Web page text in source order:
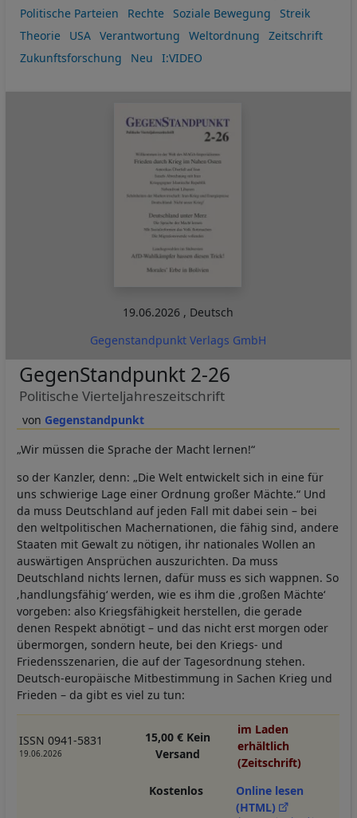
Politische Parteien
Rechte Soziale Bewegung
Streik
Theorie
USA Verantwortung Weltordnung
Zeitschrift
Zukunftsforschung
Neu I:VIDEO
19.06.2026 , Deutsch
Gegenstandpunkt Verlags GmbH
Gegenstandpunkt
GegenStandpunkt 2-26
Politische Vierteljahreszeitschrift
„Wir müssen die Sprache der Macht lernen!“
so der Kanzler, denn: „Die Welt entwickelt sich in eine für
uns schwierige Lage einer Ordnung großer Mächte.“ Und
da muss Deutschland auf jeden Fall mit dabei sein – bei
den weltpolitischen Machernationen, die fähig sind, andere
Staaten mit Gewalt zu nötigen, ihr nationales Wollen an
auswärtigen Ansprüchen auszurichten. Da muss
Deutschland nichts lernen, dafür muss es sich wappnen. So
‚handlungsfähig‘ werden, wie es ihm die ‚großen Mächte‘
vorgeben: also Kriegsfähigkeit herstellen, die gerade
denen Respekt abnötigt – und das nicht erst morgen oder
übermorgen, sondern heute, bei den Kriegs- und
Friedensszenarien, die auf der Tagesordnung stehen.
Deutsch-europäische Mitbestimmung in Sachen Krieg und
Frieden – da gibt es viel zu tun:
ISSN 0941-5831
19.06.2026
15,00 € Kein
Versand
im Laden
erhältlich
(Zeitschrift)
Kostenlos
Online lesen
(HTML)